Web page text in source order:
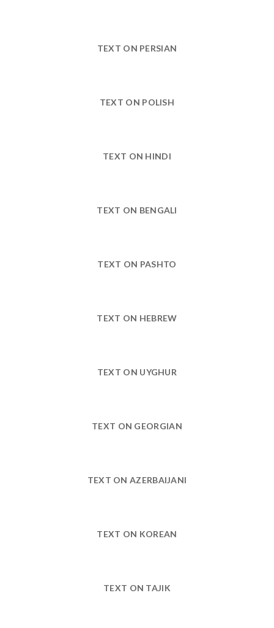
TEXT ON PERSIAN
TEXT ON POLISH
TEXT ON HINDI
TEXT ON BENGALI
TEXT ON PASHTO
TEXT ON HEBREW
TEXT ON UYGHUR
TEXT ON GEORGIAN
TEXT ON AZERBAIJANI
TEXT ON KOREAN
TEXT ON TAJIK